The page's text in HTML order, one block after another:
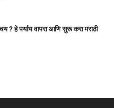
? हे पर्याय वापरा आणि सुरू करा मराठी